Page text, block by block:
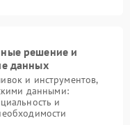
решение и
данных
и инструментов,
данными:
и